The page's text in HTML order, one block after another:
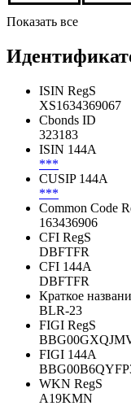
Показать все
ISIN RegS
XS1634369067
Cbonds ID
323183
ISIN 144A
***
CUSIP 144A
***
Common Code
163436906
CFI RegS
DBFTFR
CFI 144A
DBFTFR
Краткое
BLR-23
FIGI RegS
FIGI 144A
WKN RegS
A19KMN